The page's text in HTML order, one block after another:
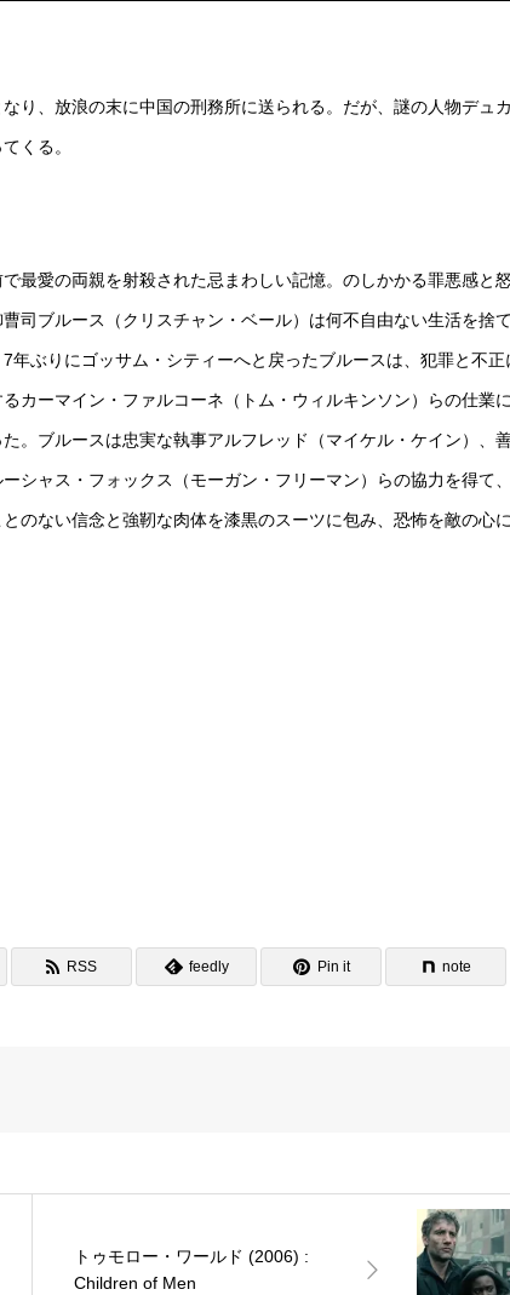
り、放浪の末に中国の刑務所に送られる。だが、謎の人物デュ
くる。
最愛の両親を射殺された忌まわしい記憶。のしかかる罪悪感と
司ブルース（クリスチャン・ベール）は何不自由ない生活を捨
ぶりにゴッサム・シティーへと戻ったブルースは、犯罪と不正
カーマイン・ファルコーネ（トム・ウィルキンソン）らの仕業
。ブルースは忠実な執事アルフレッド（マイケル・ケイン）、
シャス・フォックス（モーガン・フリーマン）らの協力を得て
のない信念と強靭な肉体を漆黒のスーツに包み、恐怖を敵の心
RSS feedly Pin it note
トゥモロー・ワールド (2006) :
Children of Men